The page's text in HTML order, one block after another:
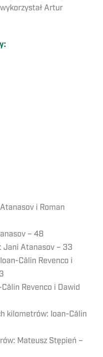
Artur
i Roman
– 48
Jani Atanasov – 33
Călin Revenco i
Revenco i Dawid
kilometrów: Ioan-Călin
Mateusz Stępień –